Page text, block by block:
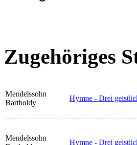
Zugehöriges
Mendelssohn
Bartholdy
Hymne - Drei
Mendelssohn
Hymne - Drei